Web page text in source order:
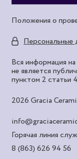
Положения о
Персональные
Вся информация
не является
пунктом 2 статьи
2026 Gracia
Горячая линия
8 (863) 626 94 56